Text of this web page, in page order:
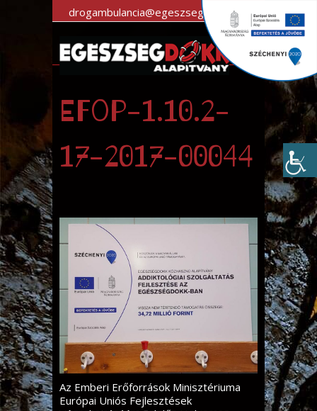
drogambulancia@egeszsegdokk.hu |
+36 30 983 7470
EFOP-1.10.2-
17-2017-00044
Az Emberi Erőforrások Minisztériuma
Európai Uniós Fejlesztések